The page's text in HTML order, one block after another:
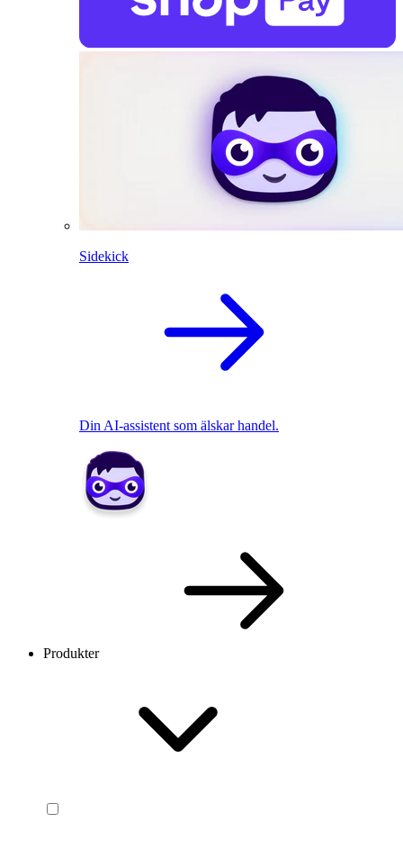
Sidekick
Din AI-assistent som älskar handel.
Produkter